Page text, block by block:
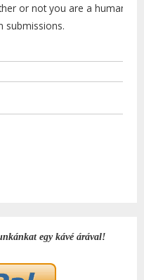
or not you are a human
submissions.
egy kávé árával!